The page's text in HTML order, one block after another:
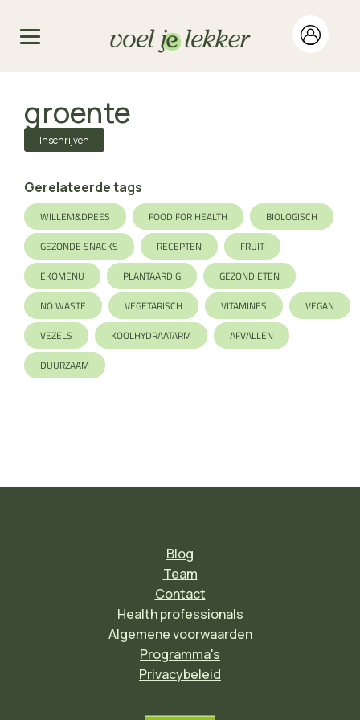
groente
Inschrijven
Gerelateerde tags
WILLEM&DREES FOOD FOR HEALTH
BIOLOGISCH
GEZONDE SNACKS
RECEPTEN
FRUIT
EKOMENU
PLANTAARDIG
GEZOND ETEN
NO WASTE
VEGETARISCH VITAMINES
VEGAN
VEZELS
KOOLHYDRAATARM
AFVALLEN
DUURZAAM
Blog
Team
Contact
Health professionals
Algemene voorwaarden
Programma's
Privacybeleid